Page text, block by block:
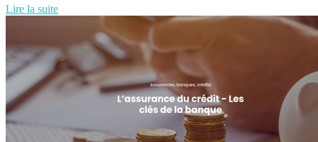
Lire la suite